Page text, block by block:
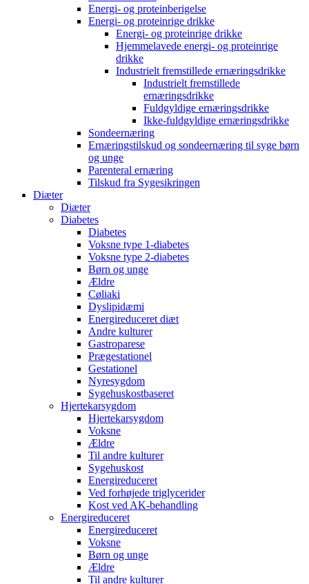
Energi- og proteinberigelse
Energi- og proteinrige drikke
Energi- og proteinrige drikke
Hjemmelavede energi- og proteinrige
drikke
Industrielt fremstillede ernæringsdrikke
Industrielt fremstillede
ernæringsdrikke
Fuldgyldige ernæringsdrikke
Ikke-fuldgyldige ernæringsdrikke
Sondeernæring
Ernæringstilskud og sondeernæring til syge børn
og unge
Parenteral ernæring
Tilskud fra Sygesikringen
Diæter
Diæter
Diabetes
Diabetes
Voksne type 1-diabetes
Voksne type 2-diabetes
Børn og unge
Ældre
Cøliaki
Dyslipidæmi
Energireduceret diæt
Andre kulturer
Gastroparese
Prægestationel
Gestationel
Nyresygdom
Sygehuskostbaseret
Hjertekarsygdom
Hjertekarsygdom
Voksne
Ældre
Til andre kulturer
Sygehuskost
Energireduceret
Ved forhøjede triglycerider
Kost ved AK-behandling
Energireduceret
Energireduceret
Voksne
Børn og unge
Ældre
Til andre kulturer